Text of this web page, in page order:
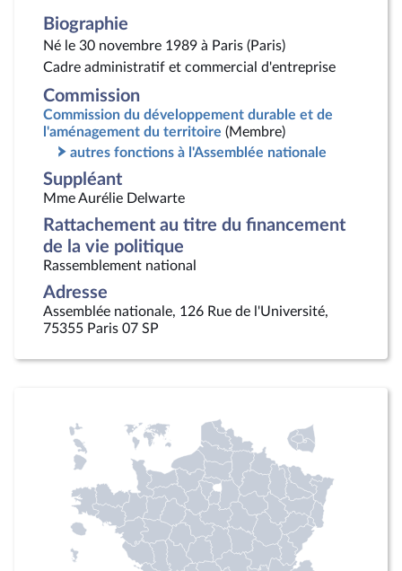
Biographie
Né le 30 novembre 1989 à Paris (Paris)
Cadre administratif et commercial d'entreprise
Commission
Commission du développement durable et de
l'aménagement du territoire (Membre)
autres fonctions à l'Assemblée nationale
Suppléant
Mme Aurélie Delwarte
Rattachement au titre du financement
de la vie politique
Rassemblement national
Adresse
Assemblée nationale, 126 Rue de l'Université,
75355 Paris 07 SP